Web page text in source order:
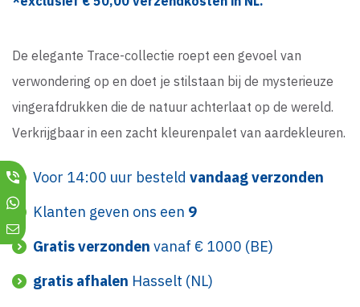
De elegante Trace-collectie roept een gevoel van
verwondering op en doet je stilstaan bij de mysterieuze
vingerafdrukken die de natuur achterlaat op de wereld.
Verkrijgbaar in een zacht kleurenpalet van aardekleuren.
Voor 14:00 uur besteld vandaag verzonden
Klanten geven ons een 9
Gratis verzonden vanaf € 1000 (BE)
gratis afhalen Hasselt (NL)